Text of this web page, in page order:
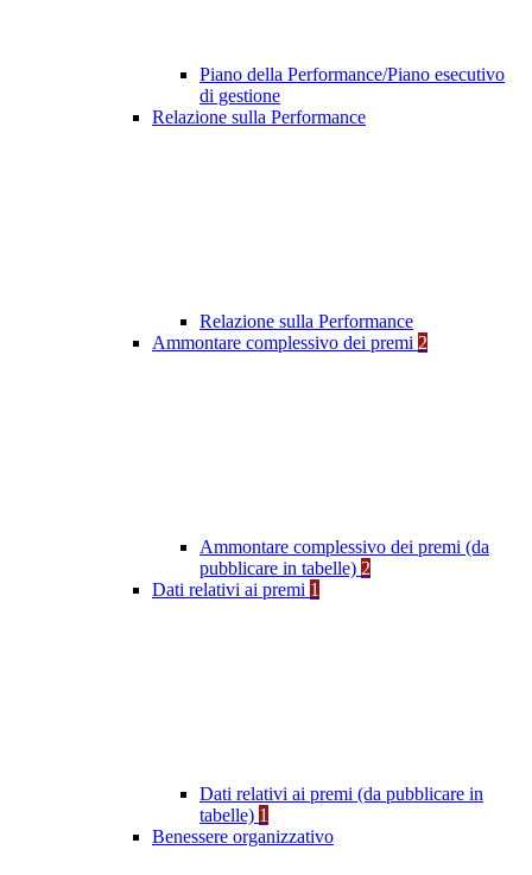
Piano della Performance/Piano esecutivo
di gestione
Relazione sulla Performance
Relazione sulla Performance
Ammontare complessivo dei premi 2
Ammontare complessivo dei premi (da
pubblicare in tabelle) 2
Dati relativi ai premi 1
Dati relativi ai premi (da pubblicare in
tabelle) 1
Benessere organizzativo